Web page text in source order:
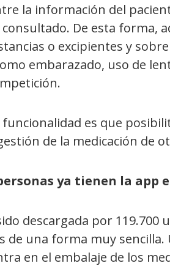
la información del
De esta forma,
o excipientes y
embarazado, uso de
es que
de la medicación de
ya tienen la app
descargada por
de una forma muy
en el embalaje de los